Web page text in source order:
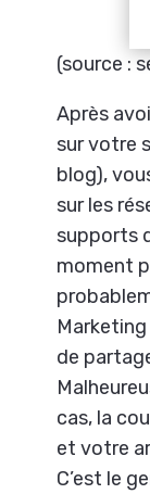
(source :
Après
sur votre
blog),
sur les
supports
moment
de
cas, la
et votre
C’est le